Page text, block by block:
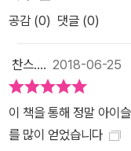
공감 (0) 댓글 (0)
찬스.... 2018-06-25
이 책을 통해 정말 아이
를 많이 얻었습니다